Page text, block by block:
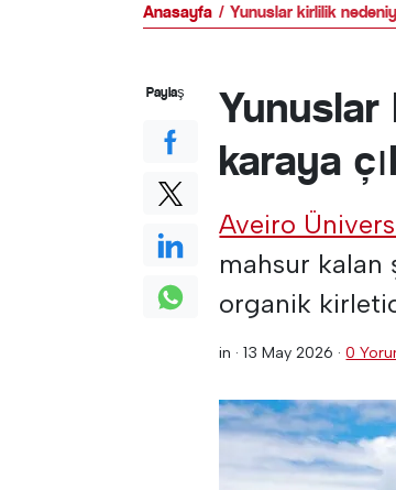
Anasayfa Yunuslar kirlilik
karaya
Aveiro
mahsur kalan
organik
in ·13 May 2026 ·0
Paylaş